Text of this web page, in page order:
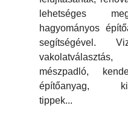
lehetséges
hagyományos
segítségével.
vakolatválasztás,
mészpadló,
építőanyag,
tippek...